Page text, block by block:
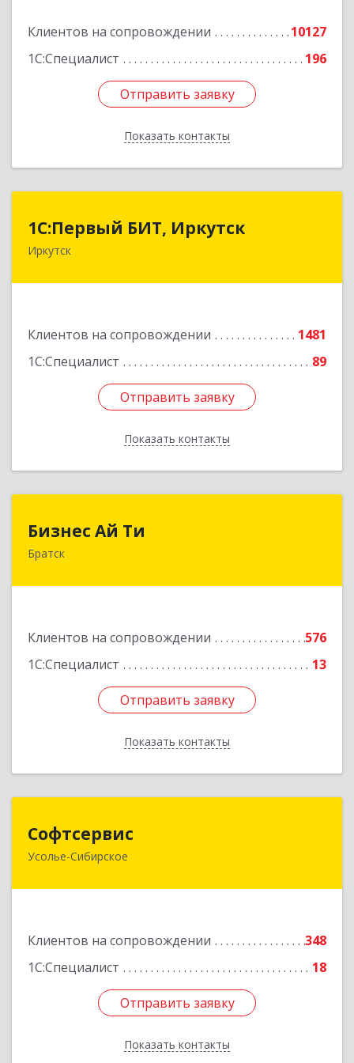
Клиентов на сопровождении
10127
1С:Специалист
196
Отправить заявку
Показать контакты
Отправить заявку
Назад
1С:Первый БИТ, Иркутск
Иркутск
Клиентов на сопровождении
1481
1С:Специалист
89
Отправить заявку
Показать контакты
1С:Первый БИТ, Иркутск
664007, Иркутская обл, Иркутск г, Декабрьских
Отправить заявку
Назад
Бизнес Ай Ти
Братск
Клиентов на сопровождении
576
1С:Специалист
13
Отправить заявку
Показать контакты
665717, Иркутская обл, Братск г, Центральный
Отправить заявку
Назад
Софтсервис
Усолье-Сибирское
Клиентов на сопровождении
348
1С:Специалист
18
Отправить заявку
Показать контакты
665451, Иркутская обл, Усолье-Сибирское г,
Отправить заявку
Назад